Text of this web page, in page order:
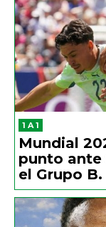
1 A 1
Mundial
punto ante
el Grupo B.